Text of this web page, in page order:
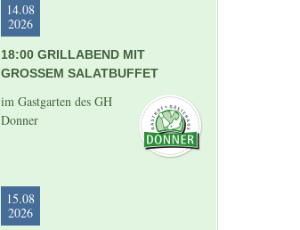
14.08
2026
18:00 GRILLABEND MIT
GROSSEM SALATBUFFET
im Gastgarten des GH
Donner
15.08
2026